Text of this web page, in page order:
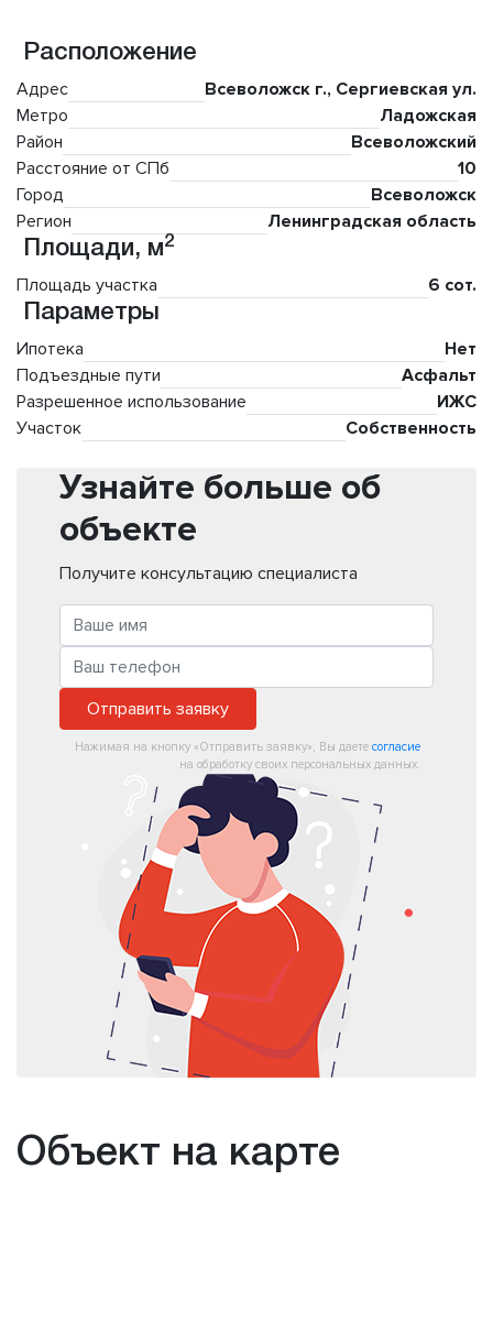
Расположение
Адрес
Всеволожск г., Сергиевская ул.
Метро
Ладожская
Район
Всеволожский
Расстояние от СПб
10
Город
Всеволожск
Регион
Ленинградская область
Площади, м2
Площадь участка
6 сот.
Параметры
Ипотека
Нет
Подъездные пути
Асфальт
Разрешенное использование
ИЖС
Участок
Собственность
Узнайте больше об
объекте
Получите консультацию специалиста
Отправить заявку
Нажимая на кнопку «Отправить заявку», Вы даете согласие
на обработку своих персональных данных.
Объект на карте